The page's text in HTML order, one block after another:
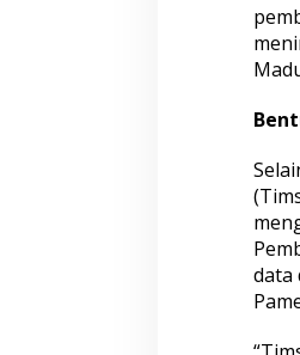
data